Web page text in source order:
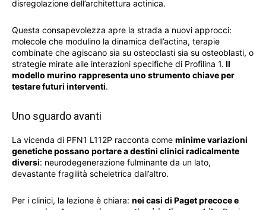
disregolazione dell’architettura actinica.
Questa consapevolezza apre la strada a nuovi approcci:
molecole che modulino la dinamica dell’actina, terapie
combinate che agiscano sia su osteoclasti sia su osteoblasti, o
strategie mirate alle interazioni specifiche di Profilina 1. Il
modello murino rappresenta uno strumento chiave per
testare futuri interventi.
Uno sguardo avanti
La vicenda di PFN1 L112P racconta come minime variazioni
genetiche possano portare a destini clinici radicalmente
diversi: neurodegenerazione fulminante da un lato,
devastante fragilità scheletrica dall’altro.
Per i clinici, la lezione è chiara: nei casi di Paget precoce e